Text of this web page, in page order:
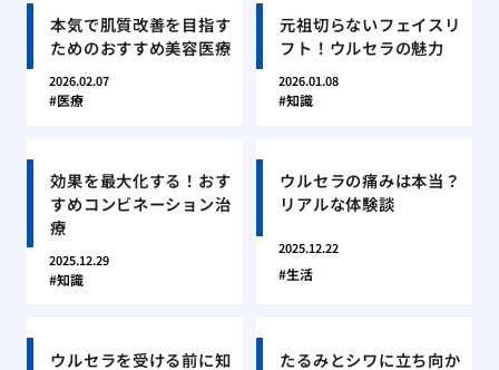
本気で肌質改善を目指す
ためのおすすめ美容医療
2026.02.07
医療
元祖切らないフェイスリ
フト！ウルセラの魅力
2026.01.08
知識
効果を最大化する！おす
すめコンビネーション治
療
2025.12.29
知識
ウルセラの痛みは本当？
リアルな体験談
2025.12.22
生活
ウルセラを受ける前に知
たるみとシワに立ち向か